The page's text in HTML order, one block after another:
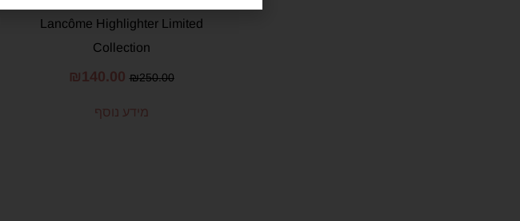
Lancôme Highlighter Limited
Collection
₪250.00
₪140.00
מידע נוסף